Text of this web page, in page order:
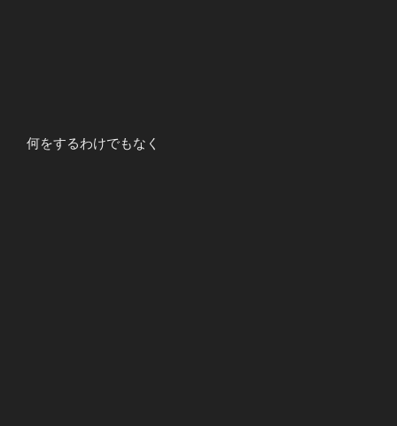
何をするわけでもなく